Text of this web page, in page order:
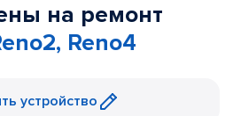
на ремонт
Reno4
устройство